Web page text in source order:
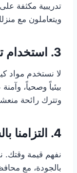
تدريبية مكثفة
ويتعاملون مع
3. استخدام تقنيات ومواد متطورة وآمنة
لا نستخدم مواد
بيئياً وصحياً،
وتترك رائحة
4. التزامنا بالسرعة والجودة معاً
نفهم قيمة
بالجودة، مع